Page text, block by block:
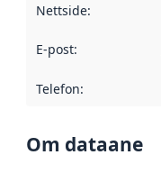
Nettside:
E-post:
Telefon:
Om dataane